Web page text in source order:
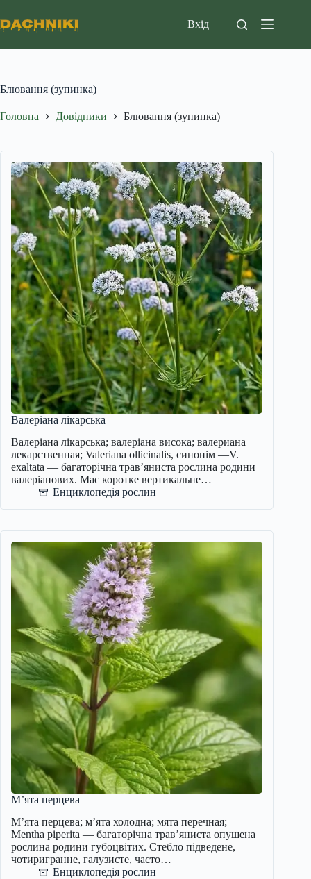
до
вмісту
Вхід
Блювання (зупинка)
Головна Довідники Блювання (зупинка)
Валеріана лікарська
Валеріана лікарська; валеріана висока; валериана
лекарственная; Valeriana ollicinalis, синонім —V.
exaltata — багаторічна трав’яниста рослина родини
валеріанових. Має коротке вертикальне…
Енциклопедія рослин
М’ята перцева
М’ята перцева; м’ята холодна; мята перечная;
Mentha piperita — багаторічна трав’яниста опушена
рослина родини губоцвітих. Стебло підведене,
чотиригранне, галузисте, часто…
Енциклопедія рослин